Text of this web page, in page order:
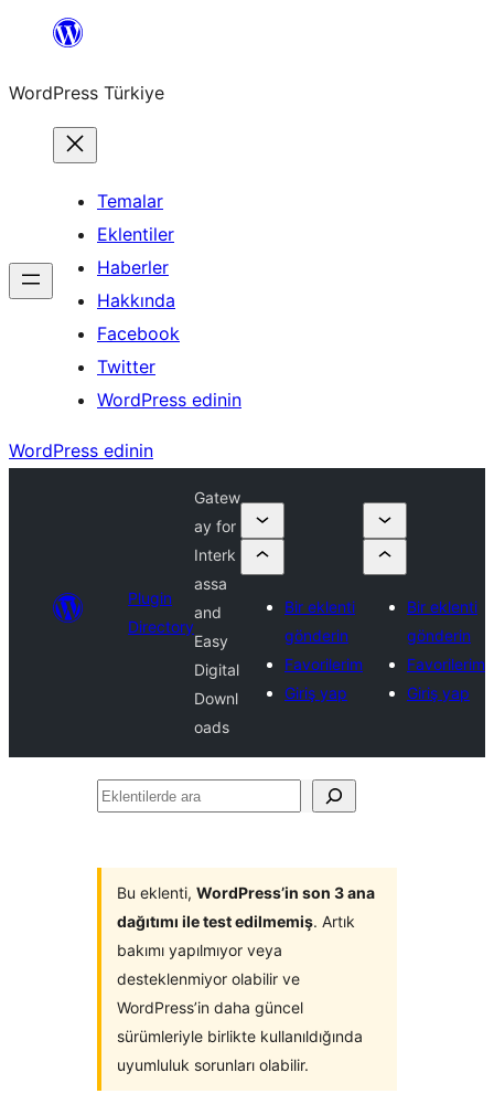
İçeriğe
WordPress Türkiye
Temalar
Eklentiler
Haberler
Hakkında
Facebook
Twitter
WordPress edinin
WordPress edinin
Plugin
Directory
Gatew
ay for
Interk
assa
and
Easy
Digital
Downl
oads
Bir eklenti
gönderin
Favorilerim
Giriş yap
Bir eklenti
gönderin
Favorilerim
Giriş yap
Eklentilerde
Bu eklenti, WordPress’in son 3 ana
dağıtımı ile test edilmemiş. Artık
bakımı yapılmıyor veya
desteklenmiyor olabilir ve
WordPress’in daha güncel
sürümleriyle birlikte kullanıldığında
uyumluluk sorunları olabilir.